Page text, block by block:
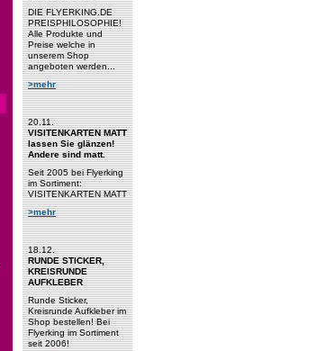
DIE FLYERKING.DE
PREISPHILOSOPHIE!
Alle Produkte und
Preise welche in
unserem Shop
angeboten werden...
>mehr
20.11.
VISITENKARTEN MATT
lassen Sie glänzen!
Andere sind matt.
Seit 2005 bei Flyerking
im Sortiment:
VISITENKARTEN MATT
>mehr
18.12.
RUNDE STICKER,
KREISRUNDE
AUFKLEBER
Runde Sticker,
Kreisrunde Aufkleber im
Shop bestellen! Bei
Flyerking im Sortiment
seit 2006!